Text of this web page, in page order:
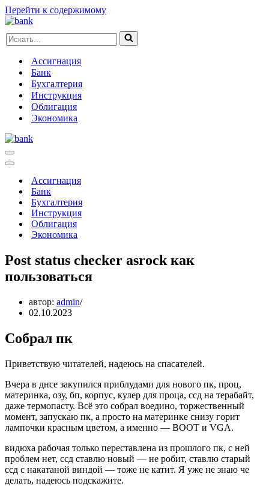
Перейти к содержимому
Искать...
Ассигнация
Банк
Бухгалтерия
Инструкция
Облигация
Экономика
Меню
навигации
Меню
навигацииАссигнация
Банк
Бухгалтерия
Инструкция
Облигация
Экономика
Post status checker asrock как
пользоваться
автор: admin
02.10.2023
Собрал пк
Приветствую читателей, надеюсь на спасателей.
Вчера в днсе закупился приблудами для нового пк, проц,
материнка, озу, бп, корпус, кулер для проца, ссд на терабайт,
даже термопасту. Всё это собрал воедино, торжественный
момент, запускаю пк, а просто на материнке снизу горит
лампочки красным цветом, а именно — BOOT и VGA.
видюха рабочая только переставлена из прошлого пк, с ней
проблем нет, ссд ставлю новый — не робит, ставлю старый
ссд с накатаной виндой — тоже не катит. Я уже не знаю че
делать, надеюсь подскажите.